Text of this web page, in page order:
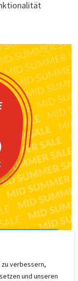
verbessern,
und unseren